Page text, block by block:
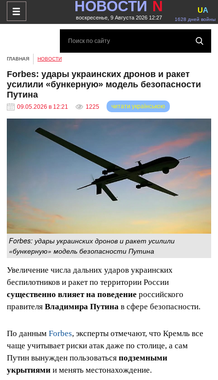
НОВОСТИ N
воскресенье, 9 Августа 2026 12:27 1628 дней войны
UA
ГЛАВНАЯ НОВОСТИ
Forbes: удары украинских дронов и ракет
усилили «бункерную» модель безопасности
Путина
09.05.2026 в 12:21 1225 читати українською
Forbes: удары украинских дронов и ракет усилили
«бункерную» модель безопасности Путина
Увеличение числа дальних ударов украинских
беспилотников и ракет по территории России
существенно влияет на поведение российского
правителя Владимира Путина в сфере безопасности.
По данным Forbes, эксперты отмечают, что Кремль все
чаще учитывает риски атак даже по столице, а сам
Путин вынужден пользоваться подземными
укрытиями и менять местонахождение.